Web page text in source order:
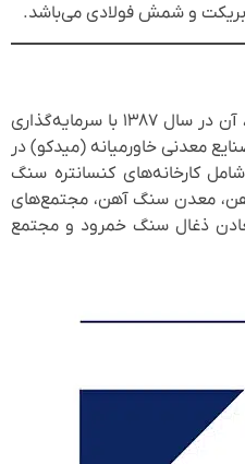
و شمش فولادی می‌باشد.
در مورد شرکت فولاد زرند ایرانیان، آن در سال ۱۳۸۷ با سرمایه‌گذاری
معدنی خاورمیانه (میدکو) در
کارخانه‌های کنسانتره سنگ
معدن سنگ آهن، مجتمع‌های
معادن ذغال سنگ خمرود و مجتمع